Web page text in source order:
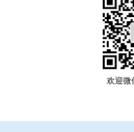
欢迎微